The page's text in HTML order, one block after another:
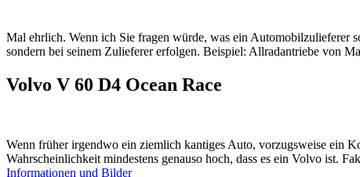
Mal ehrlich. Wenn ich Sie fragen würde, was ein Automobilzulieferer
sondern bei seinem Zulieferer erfolgen. Beispiel: Allradantriebe von
Volvo V 60 D4 Ocean Race
Wenn früher irgendwo ein ziemlich kantiges Auto, vorzugsweise ein
Wahrscheinlichkeit mindestens genauso hoch, dass es ein Volvo ist.
Informationen und Bilder